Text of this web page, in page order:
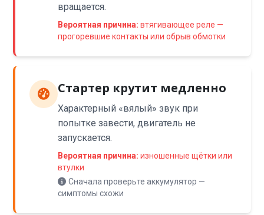
вращается.
Вероятная причина: втягивающее реле —
прогоревшие контакты или обрыв обмотки
Стартер крутит медленно
Характерный «вялый» звук при
попытке завести, двигатель не
запускается.
Вероятная причина: изношенные щётки или
втулки
Сначала проверьте аккумулятор —
симптомы схожи